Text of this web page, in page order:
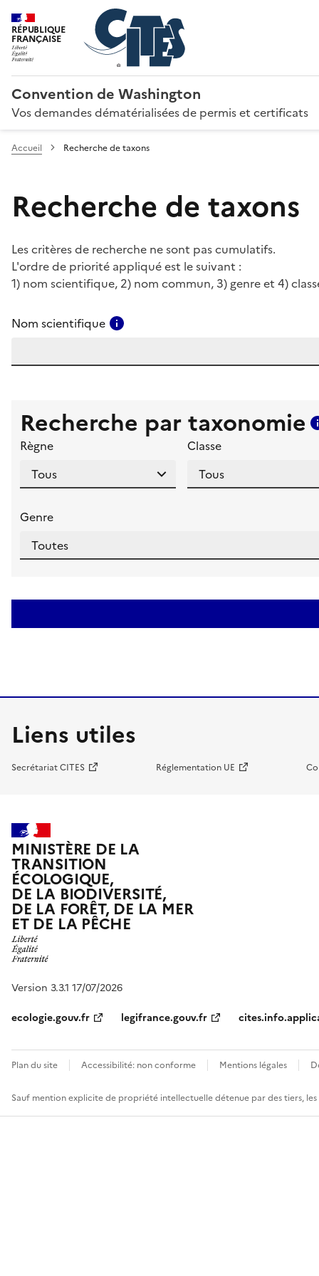
RÉPUBLIQUE
FRANÇAISE
Convention de Washington
Vos demandes dématérialisées de permis et certificats
Accueil Recherche de taxons
Recherche de taxons
Les critères de recherche ne sont pas cumulatifs.
L'ordre de priorité appliqué est le suivant :
1) nom scientifique, 2) nom commun, 3) genre et 4)
Nom scientifique
Recherche par taxonomie
Règne Classe
Genre
Liens utiles
Secrétariat CITES Réglementation UE
MINISTÈRE DE LA
TRANSITION
ÉCOLOGIQUE,
DE LA BIODIVERSITÉ,
DE LA FORÊT, DE LA MER
ET DE LA PÊCHE
Version 3.3.1 17/07/2026
ecologie.gouv.fr
legifrance.gouv.fr
Plan du site Accessibilité: non conforme Mentions légales
Sauf mention explicite de propriété intellectuelle détenue par des tiers,